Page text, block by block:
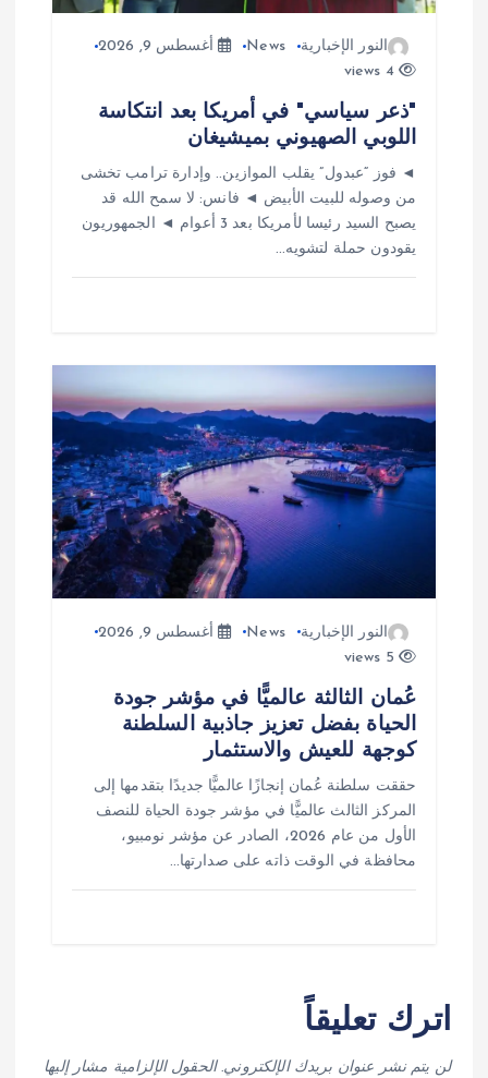
ت
النور الإخبارية News
أغسطس 9, 2026
4 views
"ذعر سياسي" في أمريكا بعد انتكاسة
اللوبي الصهيوني بميشيغان
◄ فوز “عبدول” يقلب الموازين.. وإدارة ترامب تخشى
من وصوله للبيت الأبيض ◄ فانس: لا سمح الله قد
يصبح السيد رئيسا لأمريكا بعد 3 أعوام ◄ الجمهوريون
يقودون حملة لتشويه…
النور الإخبارية News
أغسطس 9, 2026
5 views
عُمان الثالثة عالميًّا في مؤشر جودة
الحياة بفضل تعزيز جاذبية السلطنة
كوجهة للعيش والاستثمار
حققت سلطنة عُمان إنجازًا عالميًّا جديدًا بتقدمها إلى
المركز الثالث عالميًّا في مؤشر جودة الحياة للنصف
الأول من عام 2026، الصادر عن مؤشر نومبيو،
محافظة في الوقت ذاته على صدارتها…
اترك تعليقاً
لن يتم نشر عنوان بريدك الإلكتروني. الحقول الإلزامية مشار إليها